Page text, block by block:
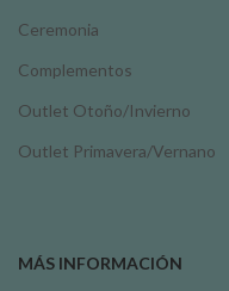
Ceremonia
Complementos
Outlet Otoño/Invierno
Outlet Primavera/Vernano
MÁS INFORMACIÓN